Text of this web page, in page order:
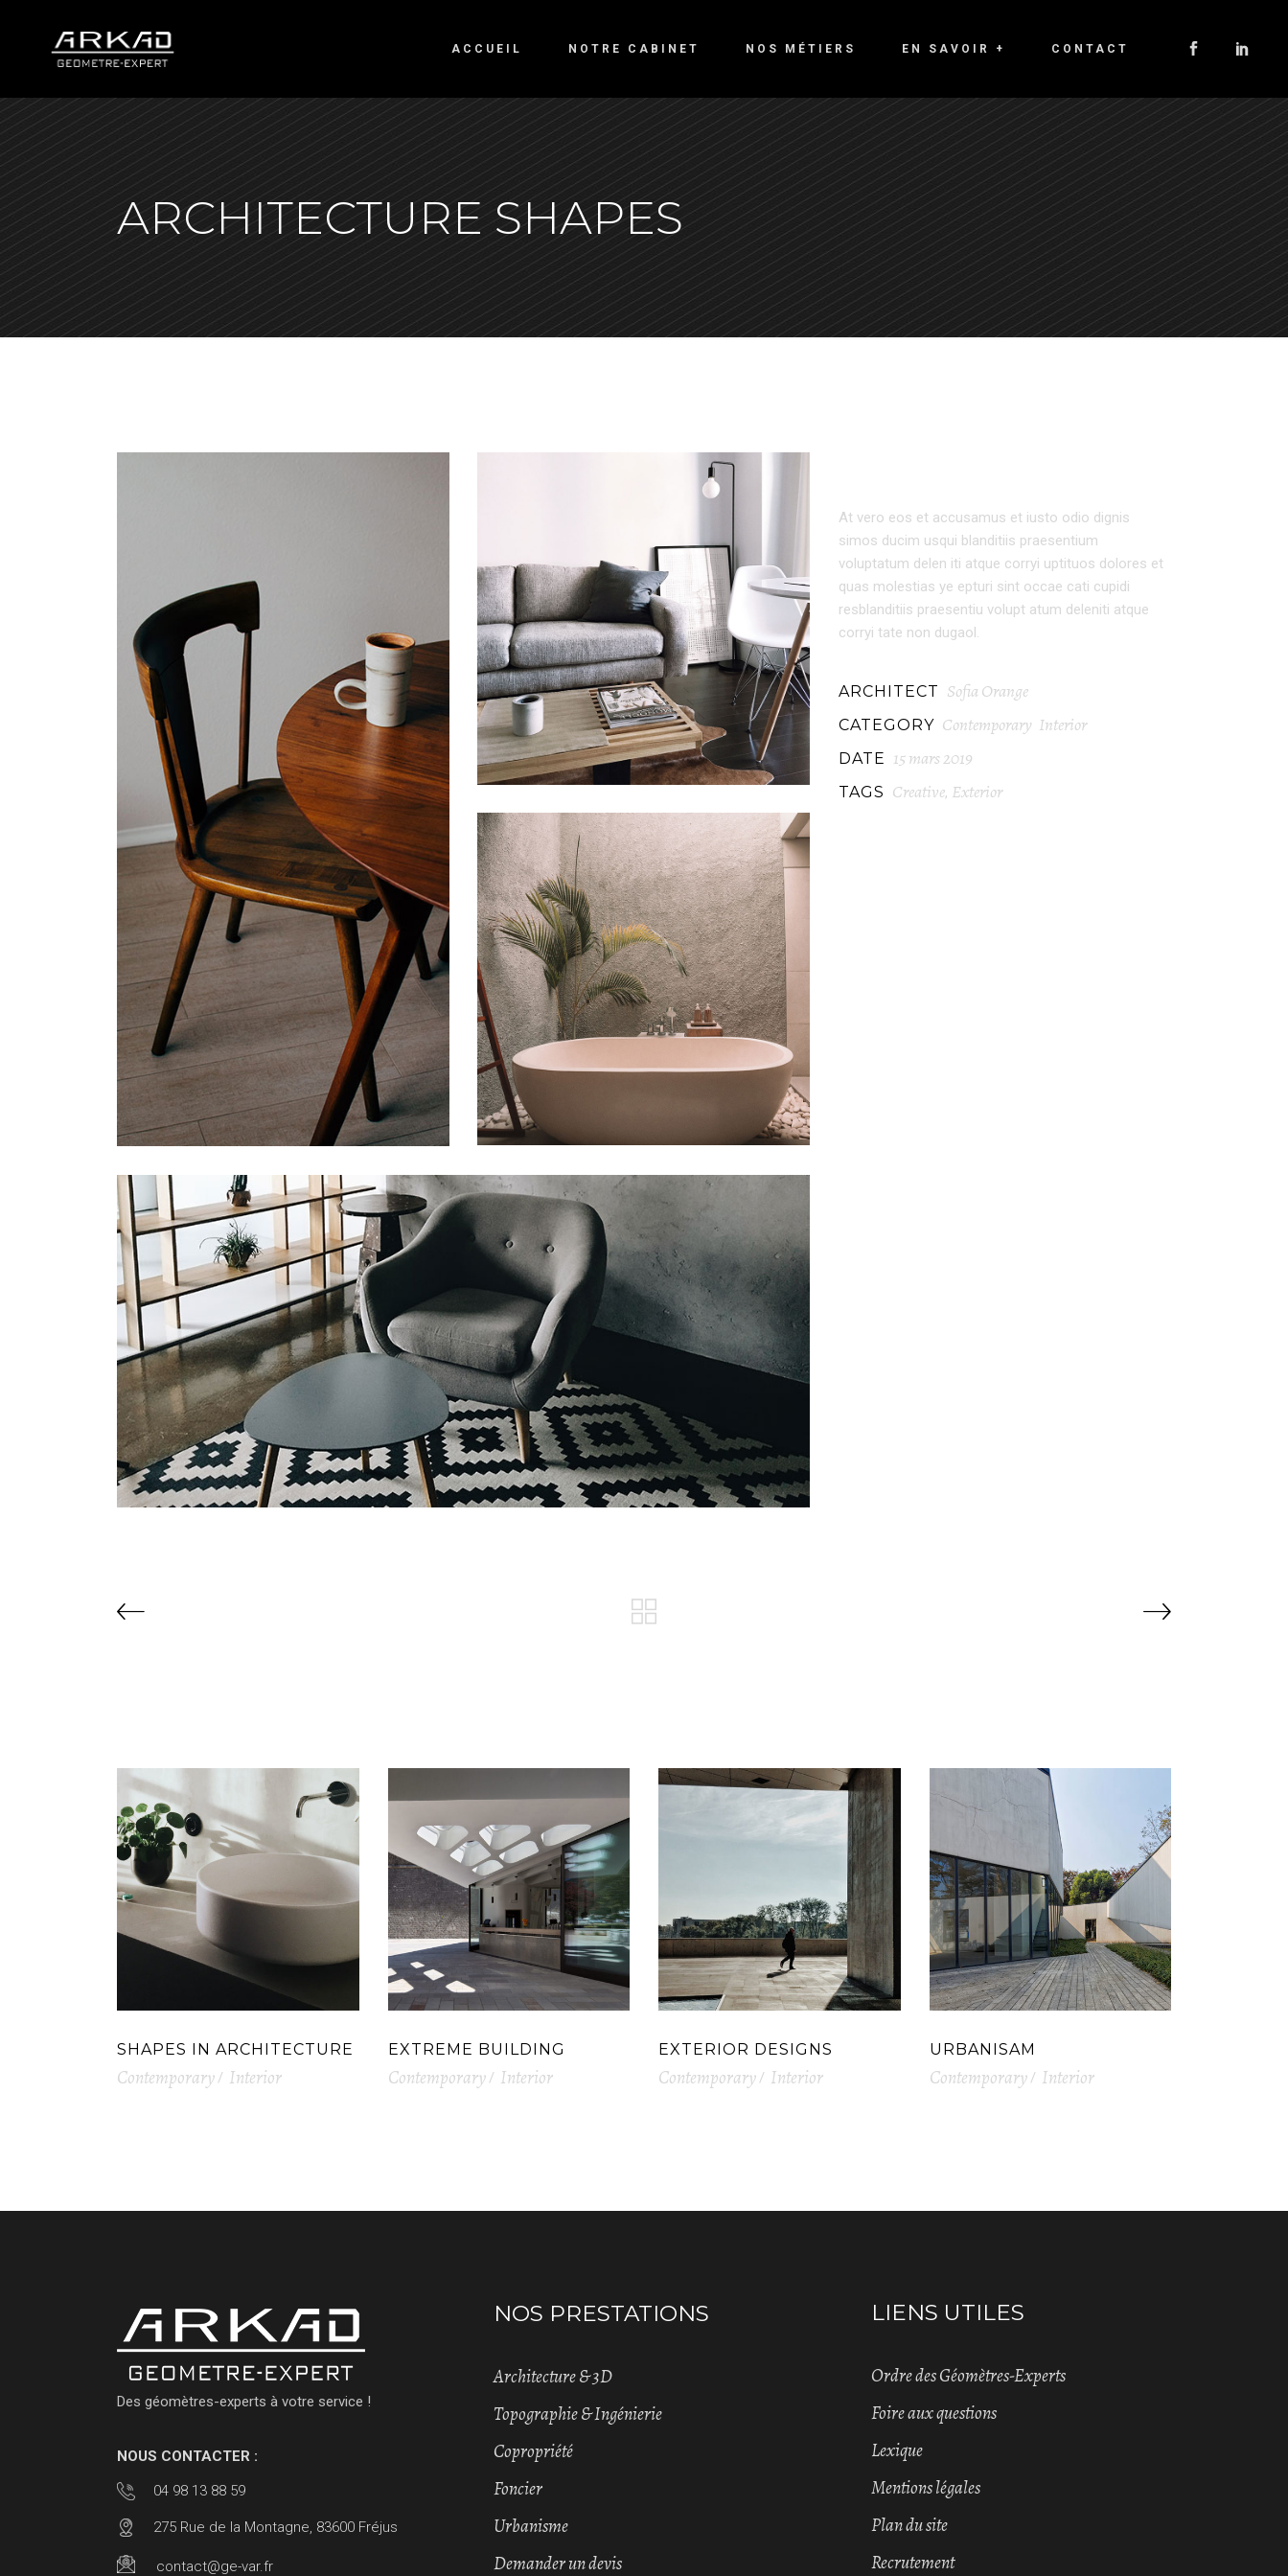
ACCUEIL NOTRE CABINET NOS MÉTIERS EN SAVOIR + CONTACT
ARCHITECTURE SHAPES
At vero eos et accusamus et iusto odio dignis
simos ducim usqui blanditiis praesentium
voluptatum delen iti atque corryi uptituos dolores et
quas molestias ye epturi sint occae cati cupidi
resblanditiis praesentiu volupt atum deleniti atque
corryi tate non dugaol.
ARCHITECT Sofia Orange
CATEGORY Contemporary Interior
DATE 15 mars 2019
TAGS Creative, Exterior
SHAPES IN ARCHITECTURE
Contemporary Interior
EXTREME BUILDING
Contemporary Interior
EXTERIOR DESIGNS
Contemporary Interior
URBANISAM
Contemporary Interior
Des géomètres-experts à votre service !
NOUS CONTACTER :
04 98 13 88 59
275 Rue de la Montagne, 83600 Fréjus
contact@ge-var.fr
NOS PRESTATIONS
Architecture & 3D
Topographie & Ingénierie
Copropriété
Foncier
Urbanisme
Demander un devis
LIENS UTILES
Ordre des Géomètres-Experts
Foire aux questions
Lexique
Mentions légales
Plan du site
Recrutement